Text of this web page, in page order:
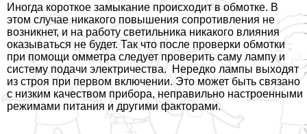
Иногда короткое замыкание происходит в обмотке. В
этом случае никакого повышения сопротивления не
возникнет, и на работу светильника никакого влияния
оказываться не будет. Так что после проверки обмотки
при помощи омметра следует проверить саму лампу и
систему подачи электричества. Нередко лампы выходят
из строя при первом включении. Это может быть связано
с низким качеством прибора, неправильно настроенными
режимами питания и другими факторами.